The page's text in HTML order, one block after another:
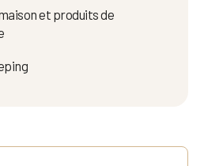
et produits de